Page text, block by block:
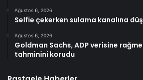
Ağustos 6, 2026
Selfie çekerken sulama kanalına
Ağustos 6, 2026
Goldman Sachs, ADP verisine
tahminini korudu